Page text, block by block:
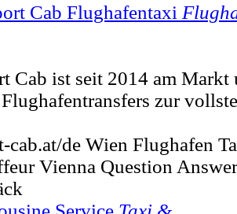
Cab Flughafentaxi
Cab ist seit 2014 am Markt
zur
cab.at/de Wien Flughafen
Vienna Question